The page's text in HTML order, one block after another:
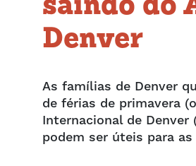
saindo do
Denver
As famílias de Denver
de férias de primavera
Internacional de Denver
podem ser úteis para